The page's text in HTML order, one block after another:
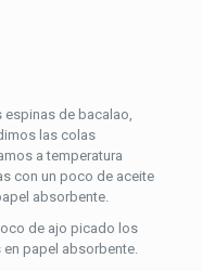
de bacalao,
las colas
a temperatura
con un poco de aceite
absorbente.
de ajo picado los
papel absorbente.